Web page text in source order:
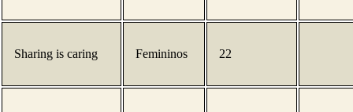
Sharing is caring Femininos 22